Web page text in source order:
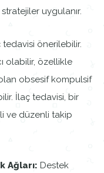
uygulanır.
tedavisi önerilebilir.
olabilir, özellikle
obsesif kompulsif
İlaç tedavisi, bir
ve düzenli takip
Ağları: Destek